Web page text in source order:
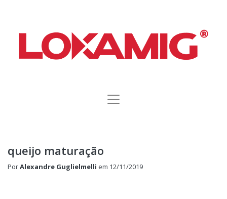
queijo maturação
PorAlexandre Guglielmelli em 12/11/2019